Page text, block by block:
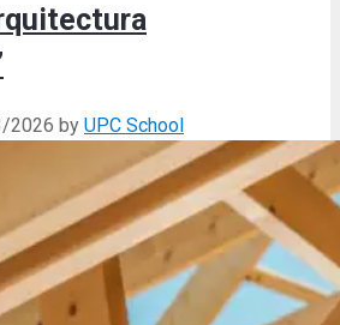
2026 by UPC School